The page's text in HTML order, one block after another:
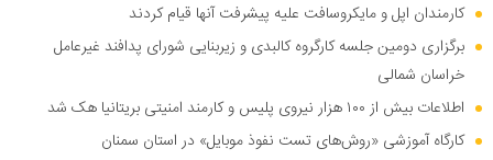
کارمندان اپل و مایکروسافت علیه پیشرفت آنها قیام کردند
برگزاری دومین جلسه کارگروه کالبدی و زیربنایی شورای پدافند غیرعامل
خراسان شمالی
اطلاعات بیش از ۱۰۰ هزار نیروی پلیس و کارمند امنیتی بریتانیا هک شد
کارگاه آموزشی «روش‌های تست نفوذ موبایل» در استان سمنان